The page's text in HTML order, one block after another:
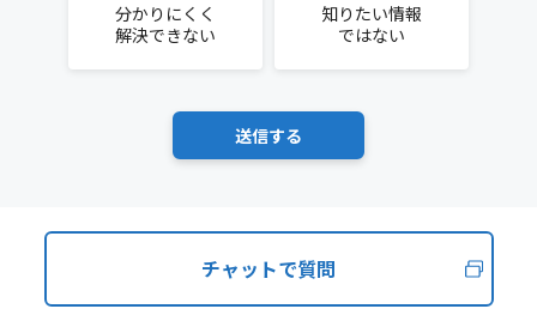
分かりにくく
解決できない
知りたい情報
ではない
チャットで質問